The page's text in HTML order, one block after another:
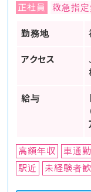
正社員 救急指
勤務地
アクセス
給与
高額年収 車通
駅近
未経験者